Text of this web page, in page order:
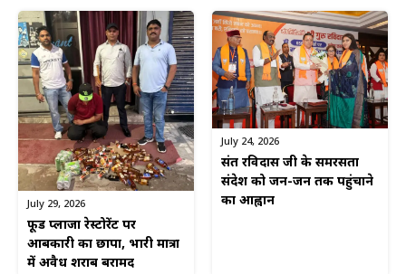
July 29, 2026
फूड प्लाजा रेस्टोरेंट पर
आबकारी का छापा, भारी मात्रा
में अवैध शराब बरामद
July 24, 2026
संत रविदास जी के समरसता
संदेश को जन-जन तक पहुंचाने
का आह्वान